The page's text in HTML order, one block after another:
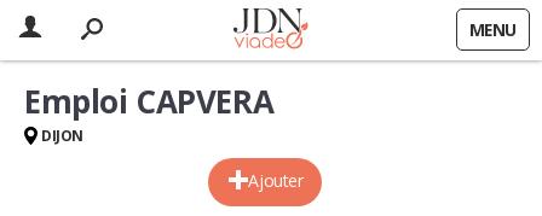
MENU
Ajouter
Emploi CAPVERA
DIJON